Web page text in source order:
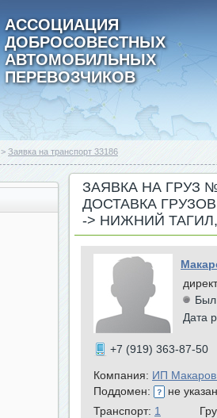
АССОЦИАЦИЯ
ДОБРОСОВЕСТНЫХ
АВТОМОБИЛЬНЫХ
ПЕРЕВОЗЧИКОВ
> Заявка на транспорт 33186
ЗАЯВКА НА ГРУЗ
ДОСТАВКА
-> НИЖНИЙ
Был
Дата
+7 (919) 363-87-50
Компания: ИП Макаров
Поддомен:
не
Транспорт: 1